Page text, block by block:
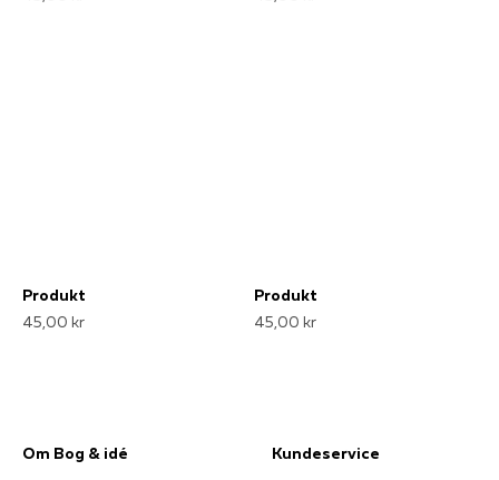
Produkt
45,00 kr
Produkt
45,00 kr
Om Bog & idé Kundeservice